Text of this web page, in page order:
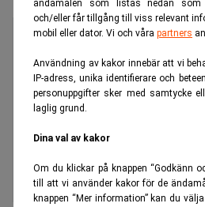
ändamålen som listas nedan
och/eller får tillgång till viss relevant
mobil eller dator. Vi och våra partners
Användning av kakor innebär att vi
IP-adress, unika identifierare och
personuppgifter sker med samtycke
laglig grund.
Dina val av kakor
Om du klickar på knappen “Godkänn
till att vi använder kakor för de
knappen “Mer information” kan du